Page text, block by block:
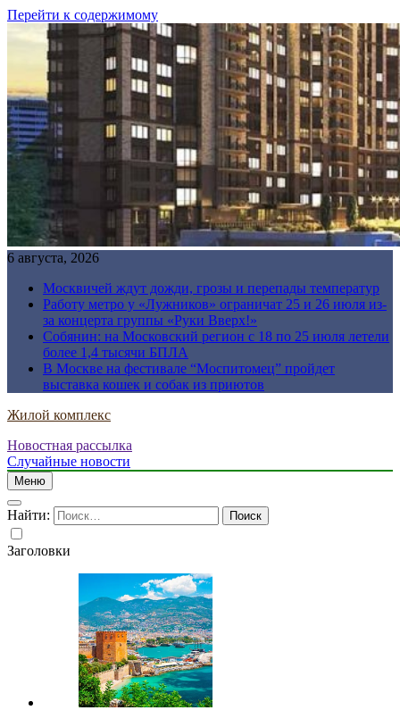
Перейти к содержимому
6 августа, 2026
Москвичей ждут дожди, грозы и перепады температур
Работу метро у «Лужников» ограничат 25 и 26 июля из-
за концерта группы «Руки Вверх!»
Собянин: на Московский регион с 18 по 25 июля летели
более 1,4 тысячи БПЛА
В Москве на фестивале “Моспитомец” пройдет
выставка кошек и собак из приютов
Жилой комплекс
Новостная рассылка
Случайные новости
Меню
Найти:
Заголовки